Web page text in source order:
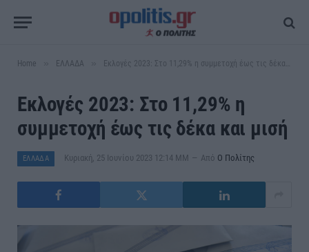
Home ΕΛΛΑΔΑ Εκλογές 2023: Στο 11,29% η συμμετοχή έως τις δέκα και μισή
Εκλογές 2023: Στο 11,29% η
συμμετοχή έως τις δέκα και μισή
ΕΛΛΑΔΑ Κυριακή, 25 Ιουνίου 2023 12:14 ΜΜ Από Ο Πολίτης